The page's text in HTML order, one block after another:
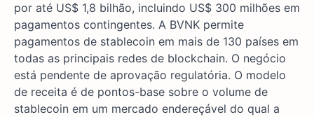
por até US$ 1,8 bilhão, incluindo US$ 300 milhões em
pagamentos contingentes. A BVNK permite
pagamentos de stablecoin em mais de 130 países em
todas as principais redes de blockchain. O negócio
está pendente de aprovação regulatória. O modelo
de receita é de pontos-base sobre o volume de
stablecoin em um mercado endereçável do qual a